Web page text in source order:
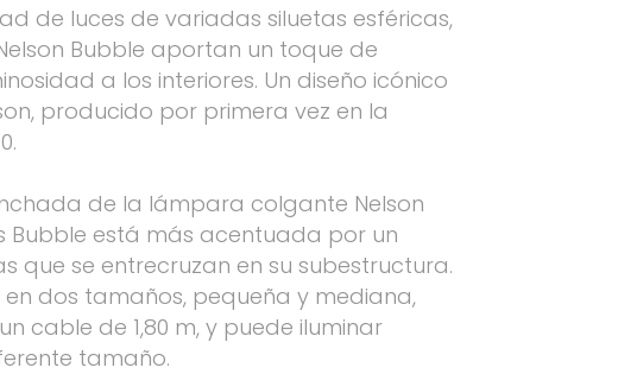
de luces de variadas siluetas esféricas,
Bubble aportan un toque de
a los interiores. Un diseño icónico
producido por primera vez en la
de la lámpara colgante Nelson
Bubble está más acentuada por un
que se entrecruzan en su subestructura.
en dos tamaños, pequeña y mediana,
cable de 1,80 m, y puede iluminar
tamaño.